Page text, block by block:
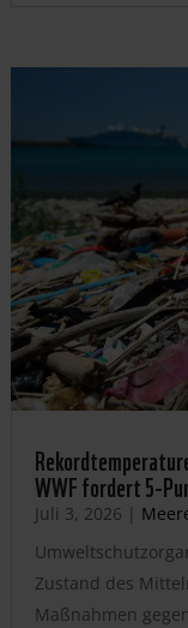
WWF fordert 5-
Juli 3, 2026 |
Zustand des
Maßnahmen